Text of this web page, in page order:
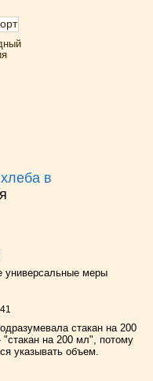
в
универсальные меры
стакан на 200
на 200 мл", потому
указывать объем.